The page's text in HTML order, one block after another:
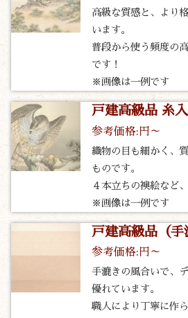
高級な質感と、より
います。
普段から使う頻度の
です！
※画像は一例です
戸建高級品 糸入
参考価格:円～
織物の目も細かく、
ものです。
４本立ちの襖絵など
※画像は一例です
戸建高級品（手
参考価格:円～
手漉きの風合いで、
優れています。
職人により丁寧に作